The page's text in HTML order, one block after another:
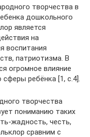
творчества в
дошкольного
является
на
воспитания
патриотизма. В
огромное влияние
ребёнка [1, с.4].
творчества
пониманию таких
жадность, честь,
сравним с